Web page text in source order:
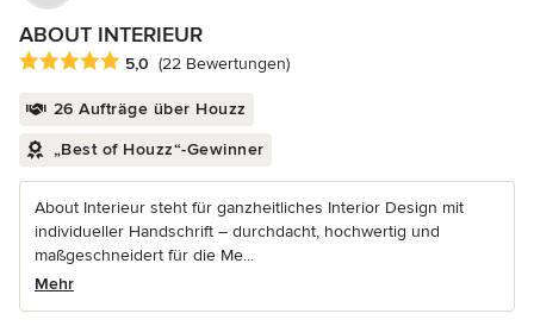
ABOUT INTERIEUR
Durchschnittliche Bewertung: 5 von 5 Sternen
5,0 (22 Bewertungen)
26 Aufträge über Houzz
„Best of Houzz“-Gewinner
About Interieur steht für ganzheitliches Interior Design mit
individueller Handschrift – durchdacht, hochwertig und
maßgeschneidert für die Me...
Mehr